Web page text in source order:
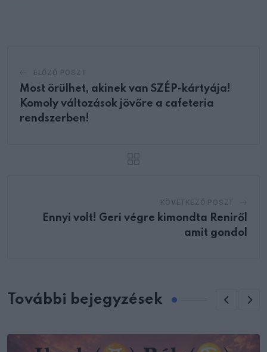
Most örülhet, akinek van SZÉP-kártyája!
Komoly változások jövőre a cafeteria
rendszerben!
Ennyi volt! Geri végre kimondta Reniről
amit gondol
További bejegyzések